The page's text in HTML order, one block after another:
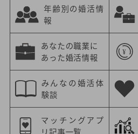
年齢別の婚活情
報
あなたの職業に
あった婚活情報
みんなの婚活体
験談
マッチングアプ